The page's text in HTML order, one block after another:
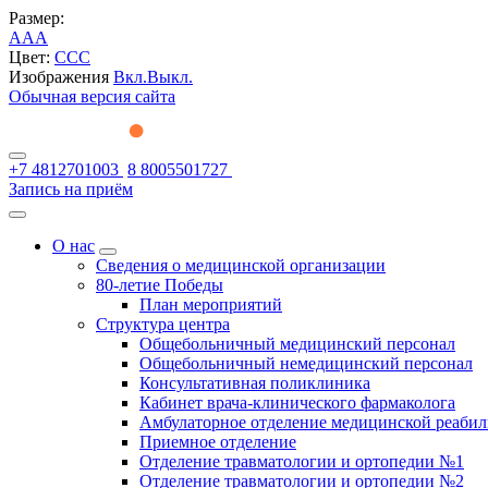
Размер:
AAA
Цвет: CCC
Изображения Вкл.Выкл.
Обычная версия сайта
+7 4812701003 8 8005501727
Запись на приём
О нас
Сведения о медицинской организации
80-летие Победы
План мероприятий
Структура центра
Общебольничный медицинский персонал
Общебольничный немедицинский персонал
Консультативная поликлиника
Кабинет врача-клинического фармаколога
Амбулаторное отделение медицинской
Приемное отделение
Отделение травматологии и ортопедии №1
Отделение травматологии и ортопедии №2